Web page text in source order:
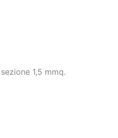
1,5 mmq.